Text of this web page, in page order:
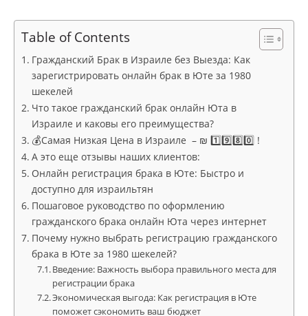
Table of Contents
Гражданский Брак в Израиле без Выезда: Как
зарегистрировать онлайн брак в Юте за 1980
шекелей
Что такое гражданский брак онлайн Юта в
Израиле и каковы его преимущества?
💰Самая Низкая Цена в Израиле – ₪ 1️⃣9️⃣8️⃣0️⃣ !
А это еще отзывы наших клиентов:
Онлайн регистрация брака в Юте: Быстро и
доступно для израильтян
Пошаговое руководство по оформлению
гражданского брака онлайн Юта через интернет
Почему нужно выбрать регистрацию гражданского
брака в Юте за 1980 шекелей?
Введение: Важность выбора правильного места для
регистрации брака
Экономическая выгода: Как регистрация в Юте
поможет сэкономить ваш бюджет